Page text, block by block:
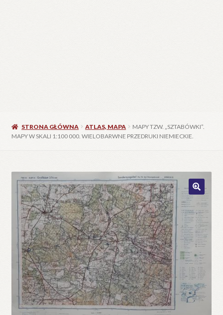
STRONA GŁÓWNA ATLAS, MAPA
MAPY TZW. „SZTABÓWKI”.
MAPY W SKALI 1:100 000. WIELOBARWNE PRZEDRUKI NIEMIECKIE.